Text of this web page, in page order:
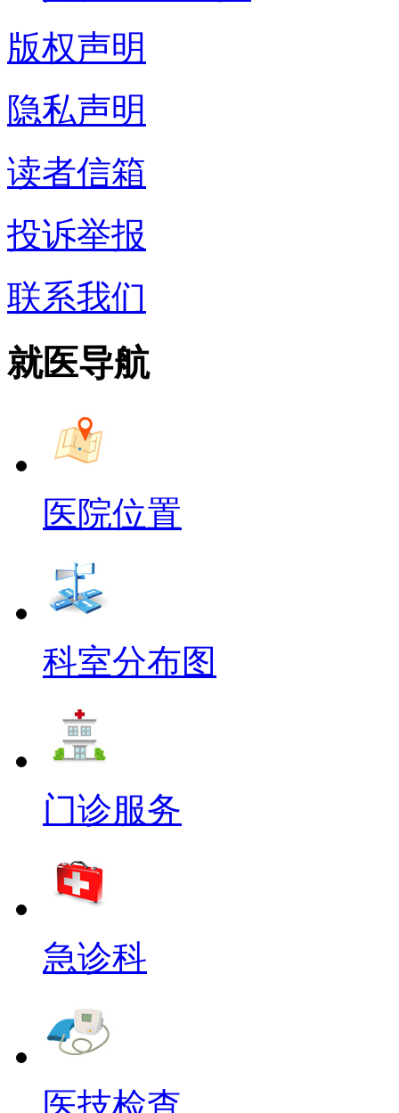
版权声明
隐私声明
读者信箱
投诉举报
联系我们
就医导航
医院位置
科室分布图
门诊服务
急诊科